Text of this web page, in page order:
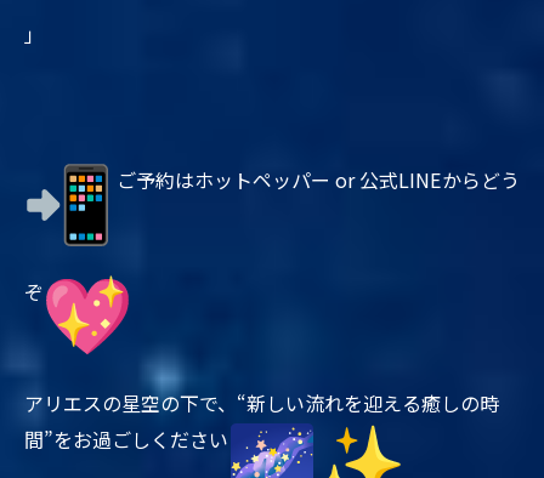
」
ご予約はホットペッパー or 公式LINEからどう
ぞ
アリエスの星空の下で、“新しい流れを迎える癒しの時
間”をお過ごしください